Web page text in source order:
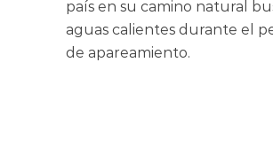
país en su camino natural
aguas calientes durante el
de apareamiento.